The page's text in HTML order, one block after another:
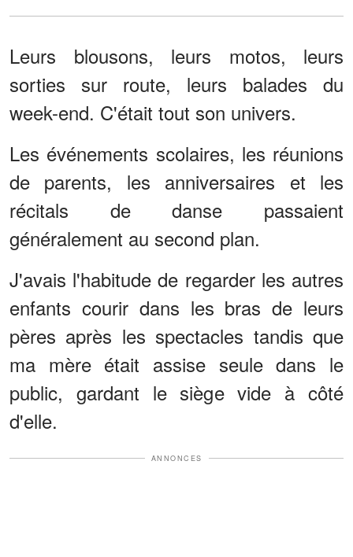
Leurs blousons, leurs motos, leurs
sorties sur route, leurs balades du
week-end. C'était tout son univers.
Les événements scolaires, les réunions
de parents, les anniversaires et les
récitals de danse passaient
généralement au second plan.
J'avais l'habitude de regarder les autres
enfants courir dans les bras de leurs
pères après les spectacles tandis que
ma mère était assise seule dans le
public, gardant le siège vide à côté
d'elle.
ANNONCES